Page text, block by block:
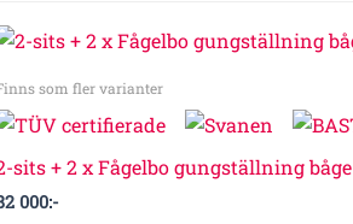
som fler varianter
sits + 2 x Fågelbo gungställning båge
000:-